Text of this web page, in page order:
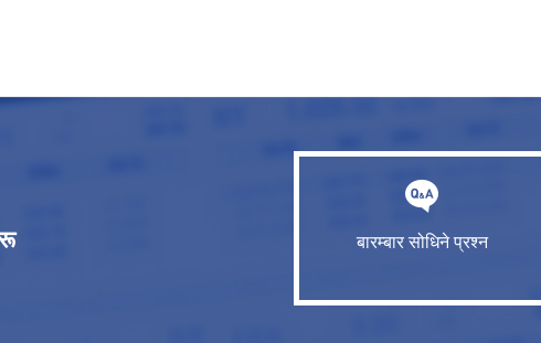
बारम्बार सोधिने प्रश्न